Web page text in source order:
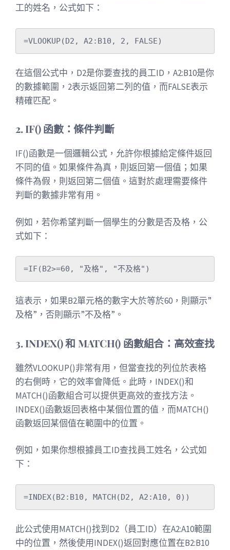
工的姓名，公式如下：
在這個公式中，D2是你要查找的員工ID，A2:B10是你
的數據範圍，2表示返回第二列的值，而FALSE表示
精確匹配。
2. IF() 函數：條件判斷
IF()函數是一個邏輯公式，允許你根據給定條件返回
不同的值。如果條件為真，則返回第一個值；如果
條件為假，則返回第二個值。這對於處理需要條件
判斷的數據非常有用。
例如，若你希望判斷一個學生的分數是否及格，公
式如下：
這表示，如果B2單元格的數字大於等於60，則顯示”
及格”，否則顯示”不及格”。
3. INDEX() 和 MATCH() 函數組合：高效查找
雖然VLOOKUP()非常有用，但當查找的列位於表格
的右側時，它的效率會降低。此時，INDEX()和
MATCH()函數組合可以提供更高效的查找方法。
INDEX()函數返回表格中某個位置的值，而MATCH()
函數返回某個值在範圍中的位置。
例如，如果你想根據員工ID查找員工姓名，公式如
下：
此公式使用MATCH()找到D2（員工ID）在A2:A10範圍
中的位置，然後使用INDEX()返回對應位置在B2:B10